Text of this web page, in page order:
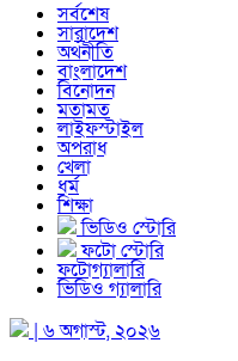
সর্বশেষ
সারাদেশ
অর্থনীতি
বাংলাদেশ
বিনোদন
মতামত
লাইফস্টাইল
অপরাধ
খেলা
ধর্ম
শিক্ষা
ভিডিও স্টোরি
ফটো স্টোরি
ফটোগ্যালারি
ভিডিও গ্যালারি
| ৬ অগাস্ট, ২০২৬